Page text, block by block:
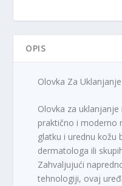
OPIS
Olovka Za
Olovka za
praktično i moderno
glatku i urednu kožu
dermatologa ili
Zahvaljujući
tehnologiji, ovaj